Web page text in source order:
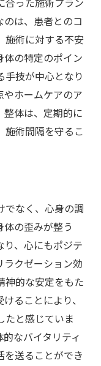
のセルフケア
リフレクショ
合った施術プラン
は、患者とのコ
施術に対する不安
体の特定のポイン
手技が中心となり
やホームケアのア
整体は、定期的に
施術間隔を守るこ
でなく、心身の調
の歪みが整う
り、心にもポジテ
ラクゼーション効
神的な安定をもた
ることにより、
たと感じていま
なバイタリティ
送ることができ